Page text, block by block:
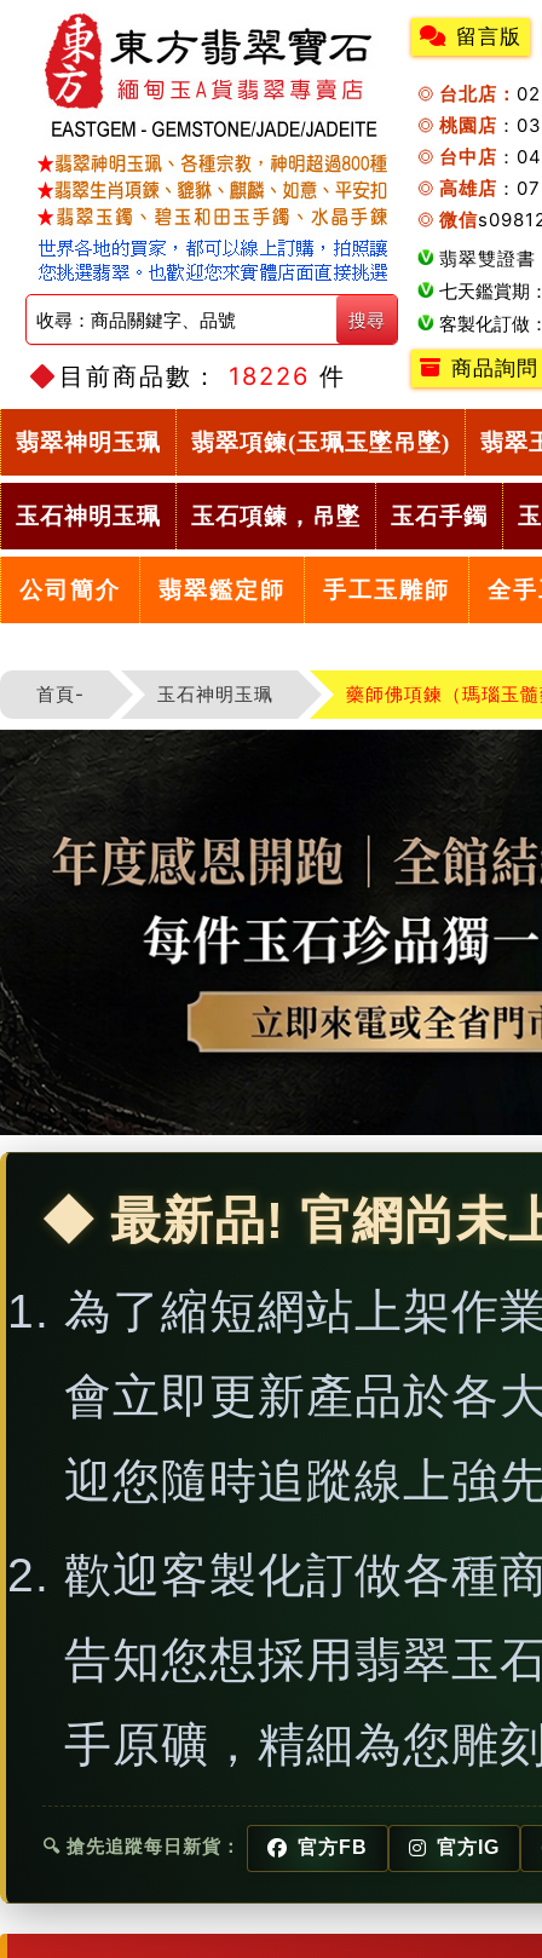
目前商品數： 18226 件
留言版
台北店：
桃園店 ：
台中店 ：
高雄店 ：
微信
翡翠雙證書
七天鑑賞期
客製化訂做
商品詢問
翡翠神明玉珮 翡翠項鍊(玉珮玉墜吊墜) 翡翠
玉石神明玉珮 玉石項鍊，吊墜 玉石手鐲
公司簡介 翡翠鑑定師 手工玉雕師 全
首頁- 玉石神明玉珮 藥師佛項鍊（瑪瑙玉
◆ 最新品! 官網尚未
為了縮短網站上架作
會立即更新產品於各
迎您隨時追蹤線上強
歡迎客製化訂做各種
告知您想採用翡翠玉
手原礦，精細為您雕
🔍 搶先追蹤每日新貨： 官方FB 官方IG